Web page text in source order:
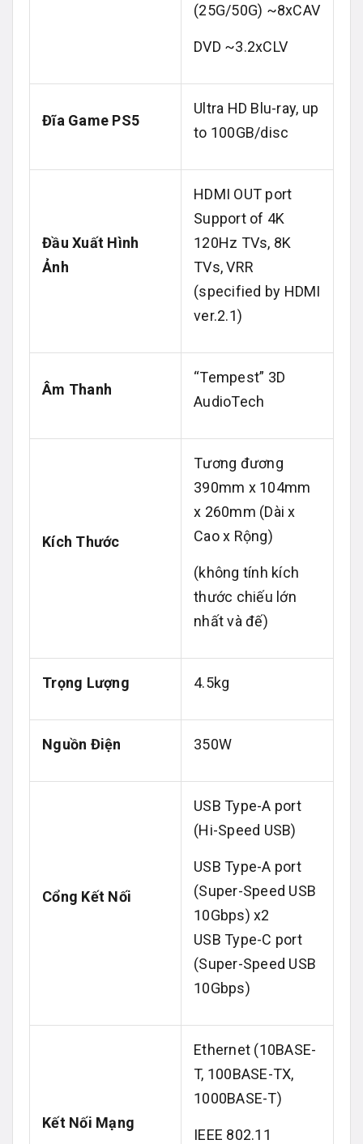
(25G/50G) ~8xCAV
DVD ~3.2xCLV
Đĩa Game PS5
Ultra HD Blu-ray, up
to 100GB/disc
Đầu Xuất Hình
Ảnh
HDMI OUT port
Support of 4K
120Hz TVs, 8K
TVs, VRR
(specified by HDMI
ver.2.1)
Âm Thanh
“Tempest” 3D
AudioTech
Kích Thước
Tương đương
390mm x 104mm
x 260mm (Dài x
Cao x Rộng)
(không tính kích
thước chiếu lớn
nhất và đế)
Trọng Lượng 4.5kg
Nguồn Điện 350W
Cổng Kết Nối
USB Type-A port
(Hi-Speed USB)
USB Type-A port
(Super-Speed USB
10Gbps) x2
USB Type-C port
(Super-Speed USB
10Gbps)
Kết Nối Mạng
Ethernet (10BASE-
T, 100BASE-TX,
1000BASE-T)
IEEE 802.11